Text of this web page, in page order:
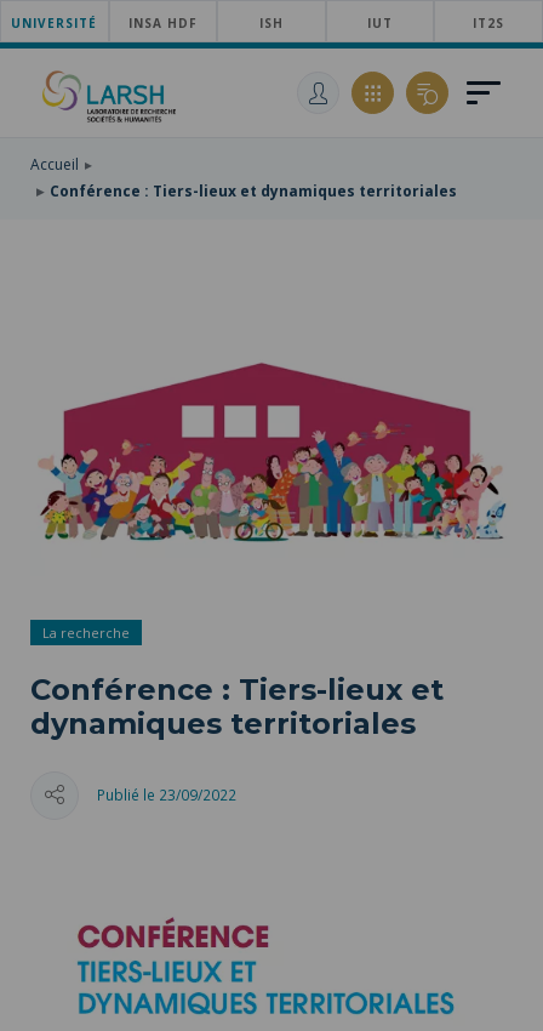
ACCÉDER
AU
MENU
PRINCIPAL
ALLER
AU
CONTENU
ACCÉDER
RECHERCHE
UNIVERSITÉ INSA HDF ISH IUT IT2S
Accueil
Conférence : Tiers-lieux et dynamiques territoriales
La recherche
Conférence : Tiers-lieux et
dynamiques territoriales
Publié le 23/09/2022